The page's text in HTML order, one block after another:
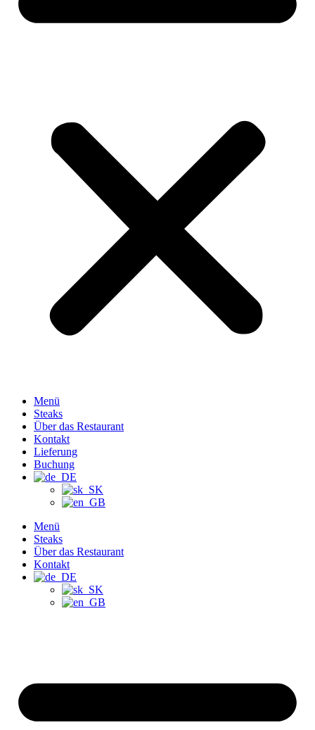
Menü
Steaks
Über das Restaurant
Kontakt
Lieferung
Buchung
Menü
Steaks
Über das Restaurant
Kontakt